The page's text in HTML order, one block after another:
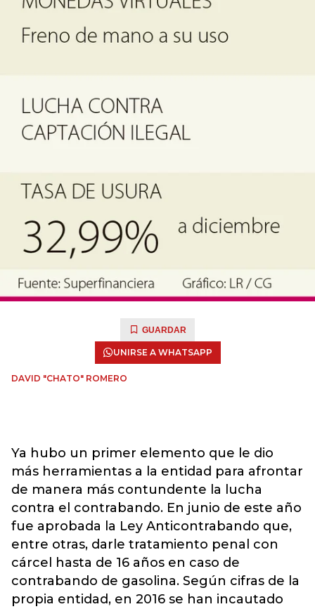
GUARDAR
UNIRSE A WHATSAPP
DAVID "CHATO" ROMERO
Ya hubo un primer elemento que le dio
más herramientas a la entidad para afrontar
de manera más contundente la lucha
contra el contrabando. En junio de este año
fue aprobada la Ley Anticontrabando que,
entre otras, darle tratamiento penal con
cárcel hasta de 16 años en caso de
contrabando de gasolina. Según cifras de la
propia entidad, en 2016 se han incautado